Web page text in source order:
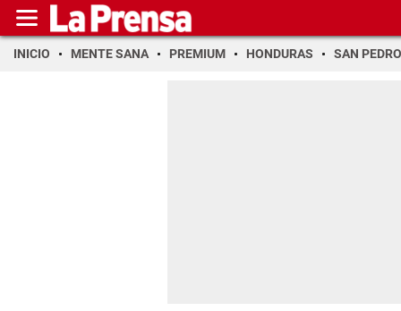
INICIO MENTE SANA PREMIUM HONDURAS SAN PEDRO